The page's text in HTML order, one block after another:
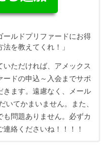
ールドプリファードにお得
を教えてくれ！」
いただければ、アメックス
ードの申込～入会までサポ
きます。遠慮なく、メール
いてかまいません。また、
も問題ありません。必ずカ
絡くださいね！！！！